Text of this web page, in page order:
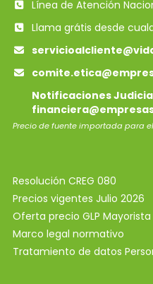
Línea de Atención
Llama grátis desde
Notificaciones
Precio de fuente importada para
Resolución CREG 080
Precios vigentes Julio 2026
Oferta precio GLP Mayorista
Marco legal normativo
Tratamiento de datos